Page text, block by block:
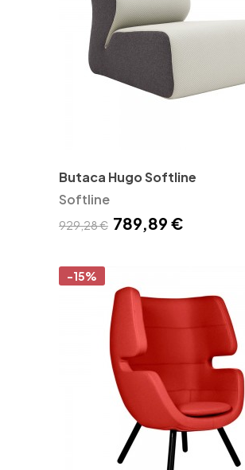
Butaca Hugo Softline
Softline
929,28 € 789,89 €
-15%